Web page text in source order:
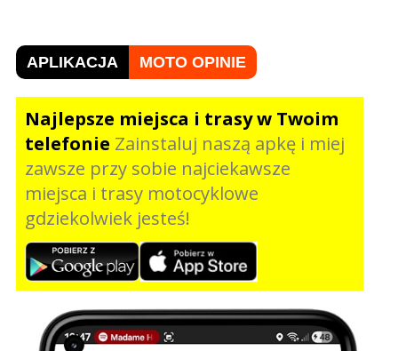
APLIKACJA MOTO OPINIE
Najlepsze miejsca i trasy w Twoim
telefonie Zainstaluj naszą apkę i miej
zawsze przy sobie najciekawsze
miejsca i trasy motocyklowe
gdziekolwiek jesteś!